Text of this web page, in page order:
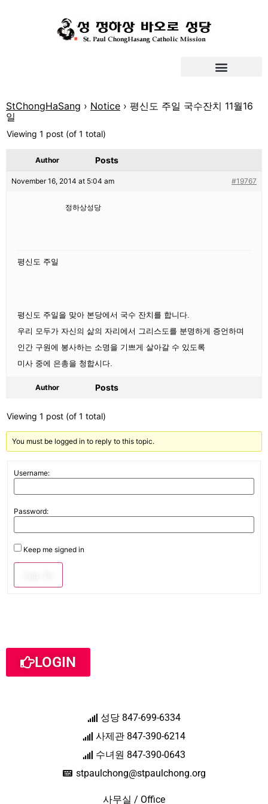
StChongHaSang › Notice › 평신도 주일 국수잔치 11월16
일
Viewing 1 post (of 1 total)
Author Posts
November 16, 2014 at 5:04 am #19767
정하상성당
평신도 주일
평신도 주일을 맞아 본당에서 국수 잔치를 합니다.
우리 모두가 자신의 삶의 자리에서 그리스도를 분명하게 증언하며
인간 구원에 봉사하는 소명을 기쁘게 살아갈 수 있도록
미사 중에 은총을 청합시다.
Author Posts
Viewing 1 post (of 1 total)
You must be logged in to reply to this topic.
Username:
Password:
Keep me signed in
LOGIN
성당 847-699-6334
사제관 847-390-6214
수녀원 847-390-0643
stpaulchong@stpaulchong.org
사무실 / Office